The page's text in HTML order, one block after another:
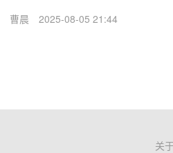
曹晨 2025-08-05 21:44
关